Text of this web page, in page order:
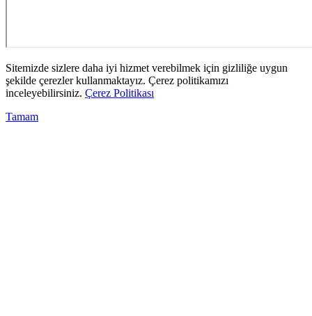
Sitemizde sizlere daha iyi hizmet verebilmek için gizliliğe uygun
şekilde çerezler kullanmaktayız. Çerez politikamızı
inceleyebilirsiniz. Çerez Politikası
Tamam